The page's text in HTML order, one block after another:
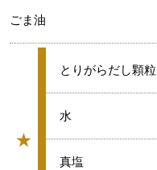
ごま油
★
グループ
★
とりがらだし顆粒
★
水
★
真塩